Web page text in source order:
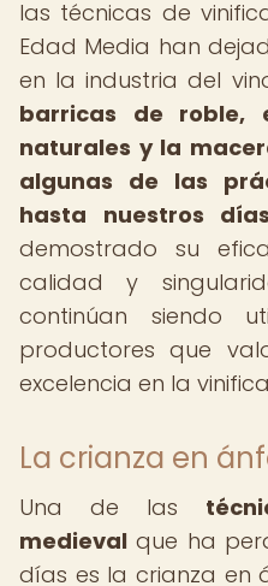
las técnicas de
Edad Media han
en la industria del
barricas de roble,
naturales y la
algunas de las
hasta nuestros
demostrado su
calidad y
continúan siendo
productores que
excelencia en la
La crianza en
Una de las
medieval que ha
días es la crianza en